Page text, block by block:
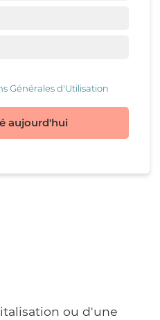
Générales d'Utilisation
aujourd'hui
ou d'une